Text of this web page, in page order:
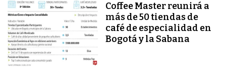
Coffee Master reunirá a
más de 50 tiendas de
café de especialidad en
Bogotá y la Sabana